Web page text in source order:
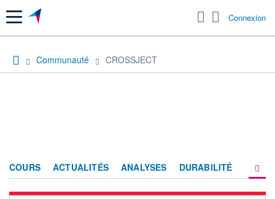
Menu Connexion
Communauté CROSSJECT
COURS ACTUALITÉS ANALYSES DURABILITÉ